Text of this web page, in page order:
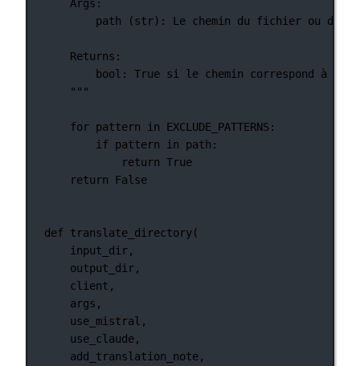
Args:
path (str): Le chemin du fichier ou du
Returns:
bool: True si le chemin correspond à
"""
for pattern in EXCLUDE_PATTERNS:
if pattern in path:
return True
return
False
def translate_directory(
input_dir,
output_dir,
client,
args,
use_mistral,
use_claude,
add_translation_note,